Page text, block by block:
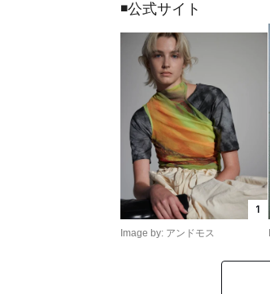
◾️公式サイト
1
Image by: アンドモス